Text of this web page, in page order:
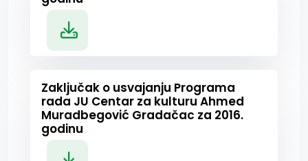
Zaključak o usvajanju Programa
rada JU Centar za kulturu Ahmed
Muradbegović Gradačac za 2016.
godinu